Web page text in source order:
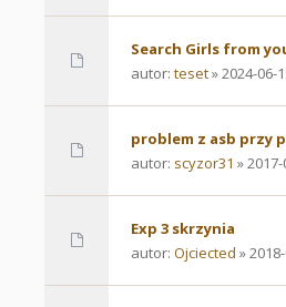
Search Girls from
autor: teset» 2024-06-
problem z asb przy
autor: scyzor31 »
Exp 3 skrzynia
autor: Ojciected »